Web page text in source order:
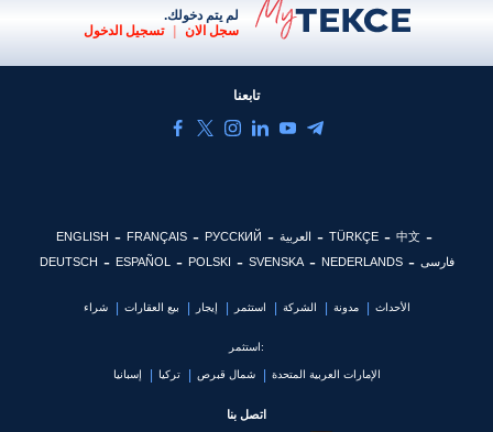
لم يتم دخولك.
سجل الان
تسجيل الدخول
تابعنا
ENGLISH FRANÇAIS РУССКИЙ العربية TÜRKÇE
中文
DEUTSCH
ESPAÑOL POLSKI SVENSKA NEDERLANDS فارسی
شراء بيع العقارات إيجار استثمر الشركة مدونة الأحداث
استثمر:
إسبانيا تركيا شمال قبرص الإمارات العربية المتحدة
اتصل بنا